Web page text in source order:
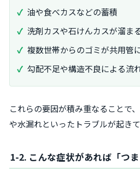
油や食べカスなどの蓄積
洗剤カスや石けんカスが溜ま
複数世帯からのゴミが共用管
勾配不足や構造不良による流
これらの要因が積み重なることで
や水漏れといったトラブルが起きて
1-2. こんな症状があれば「つ